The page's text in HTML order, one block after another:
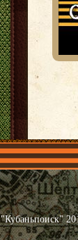
Главная
"Кубаньпоиск"